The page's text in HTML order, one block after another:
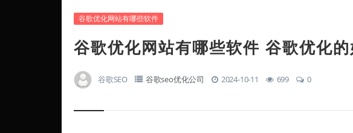
谷歌优化网站有哪些软件
谷歌优化网站有哪些软件 谷歌优化
谷歌SEO 谷歌seo优化公司 2024-10-11 699 0